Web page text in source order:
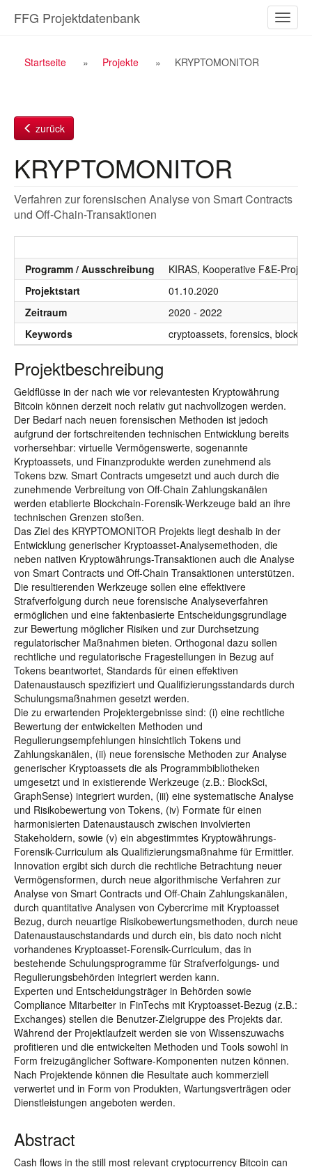
Inhalt
ein-/
FFG Projektdatenbank
Breadcrumb
Startseite Projekte KRYPTOMONITOR
zurück
KRYPTOMONITOR
Verfahren zur forensischen Analyse von Smart Contracts
und Off-Chain-Transaktionen
Programm / Ausschreibung
KIRAS, Kooperative F&E-
Projektstart
01.10.2020
Zeitraum
2020 - 2022
Keywords
cryptoassets, forensics,
Projektbeschreibung
Geldflüsse in der nach wie vor relevantesten Kryptowährung
Bitcoin können derzeit noch relativ gut nachvollzogen werden.
Der Bedarf nach neuen forensischen Methoden ist jedoch
aufgrund der fortschreitenden technischen Entwicklung bereits
vorhersehbar: virtuelle Vermögenswerte, sogenannte
Kryptoassets, und Finanzprodukte werden zunehmend als
Tokens bzw. Smart Contracts umgesetzt und auch durch die
zunehmende Verbreitung von Off-Chain Zahlungskanälen
werden etablierte Blockchain-Forensik-Werkzeuge bald an ihre
technischen Grenzen stoßen.
Das Ziel des KRYPTOMONITOR Projekts liegt deshalb in der
Entwicklung generischer Kryptoasset-Analysemethoden, die
neben nativen Kryptowährungs-Transaktionen auch die Analyse
von Smart Contracts und Off-Chain Transaktionen unterstützen.
Die resultierenden Werkzeuge sollen eine effektivere
Strafverfolgung durch neue forensische Analyseverfahren
ermöglichen und eine faktenbasierte Entscheidungsgrundlage
zur Bewertung möglicher Risiken und zur Durchsetzung
regulatorischer Maßnahmen bieten. Orthogonal dazu sollen
rechtliche und regulatorische Fragestellungen in Bezug auf
Tokens beantwortet, Standards für einen effektiven
Datenaustausch spezifiziert und Qualifizierungsstandards durch
Schulungsmaßnahmen gesetzt werden.
Die zu erwartenden Projektergebnisse sind: (i) eine rechtliche
Bewertung der entwickelten Methoden und
Regulierungsempfehlungen hinsichtlich Tokens und
Zahlungskanälen, (ii) neue forensische Methoden zur Analyse
generischer Kryptoassets die als Programmbibliotheken
umgesetzt und in existierende Werkzeuge (z.B.: BlockSci,
GraphSense) integriert wurden, (iii) eine systematische Analyse
und Risikobewertung von Tokens, (iv) Formate für einen
harmonisierten Datenaustausch zwischen involvierten
Stakeholdern, sowie (v) ein abgestimmtes Kryptowährungs-
Forensik-Curriculum als Qualifizierungsmaßnahme für Ermittler.
Innovation ergibt sich durch die rechtliche Betrachtung neuer
Vermögensformen, durch neue algorithmische Verfahren zur
Analyse von Smart Contracts und Off-Chain Zahlungskanälen,
durch quantitative Analysen von Cybercrime mit Kryptoasset
Bezug, durch neuartige Risikobewertungsmethoden, durch neue
Datenaustauschstandards und durch ein, bis dato noch nicht
vorhandenes Kryptoasset-Forensik-Curriculum, das in
bestehende Schulungsprogramme für Strafverfolgungs- und
Regulierungsbehörden integriert werden kann.
Experten und Entscheidungsträger in Behörden sowie
Compliance Mitarbeiter in FinTechs mit Kryptoasset-Bezug (z.B.:
Exchanges) stellen die Benutzer-Zielgruppe des Projekts dar.
Während der Projektlaufzeit werden sie von Wissenszuwachs
profitieren und die entwickelten Methoden und Tools sowohl in
Form freizugänglicher Software-Komponenten nutzen können.
Nach Projektende können die Resultate auch kommerziell
verwertet und in Form von Produkten, Wartungsverträgen oder
Dienstleistungen angeboten werden.
Abstract
Cash flows in the still most relevant cryptocurrency Bitcoin can